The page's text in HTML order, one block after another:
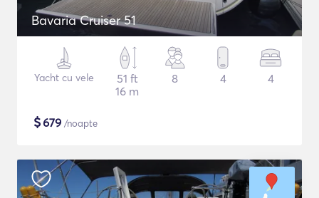
Bavaria Cruiser 51
Yacht cu vele
51 ft
16 m
8 4 4
$679 /noapte